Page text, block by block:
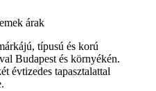
árak
típusú és korú
Budapest és környékén.
évtizedes tapasztalattal